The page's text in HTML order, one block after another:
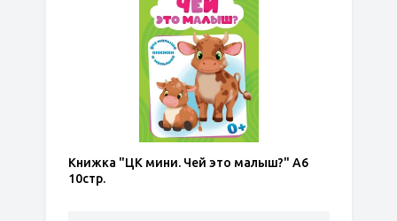
Книжка "ЦК мини. Чей это малыш?" А6
10стр.